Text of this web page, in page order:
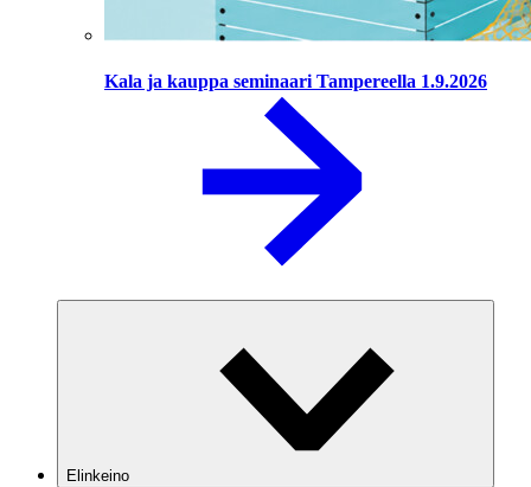
Kala ja kauppa seminaari Tampereella 1.9.2026
Elinkeino